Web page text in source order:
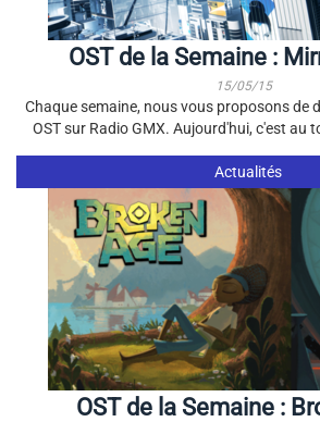
OST de la Semaine :
15/05/15
Chaque semaine, nous vous proposons de
OST sur Radio GMX. Aujourd'hui, c'est au
Actualités
OST de la Semaine :